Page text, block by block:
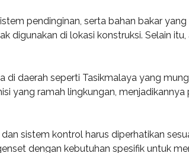
pendinginan, serta bahan bakar
digunakan di lokasi konstruksi. Selain
daerah seperti Tasikmalaya yang
yang ramah lingkungan,
sistem kontrol harus diperhatikan
dengan kebutuhan spesifik untuk